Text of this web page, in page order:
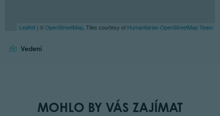
Leaflet | ©OpenStreetMap , Tiles courtesy of Humanitarian OpenStreetMap Team
Vedení
MOHLO BY VÁS ZAJÍMAT